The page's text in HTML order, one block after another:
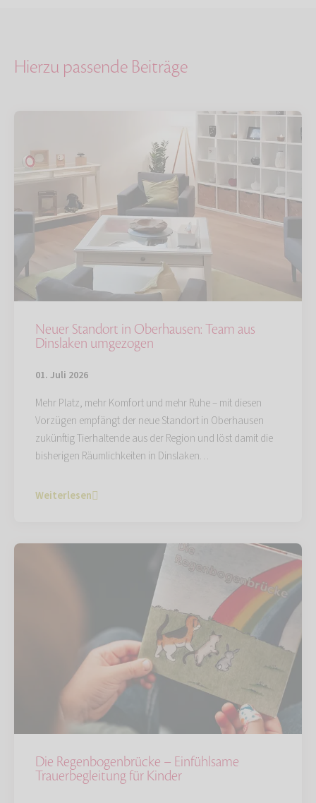
Hierzu passende Beiträge
Neuer Standort in Oberhausen: Team aus
Dinslaken umgezogen
01. Juli 2026
Mehr Platz, mehr Komfort und mehr Ruhe – mit diesen
Vorzügen empfängt der neue Standort in Oberhausen
zukünftig Tierhaltende aus der Region und löst damit die
bisherigen Räumlichkeiten in Dinslaken…
Weiterlesen
Die Regenbogenbrücke – Einfühlsame
Trauerbegleitung für Kinder